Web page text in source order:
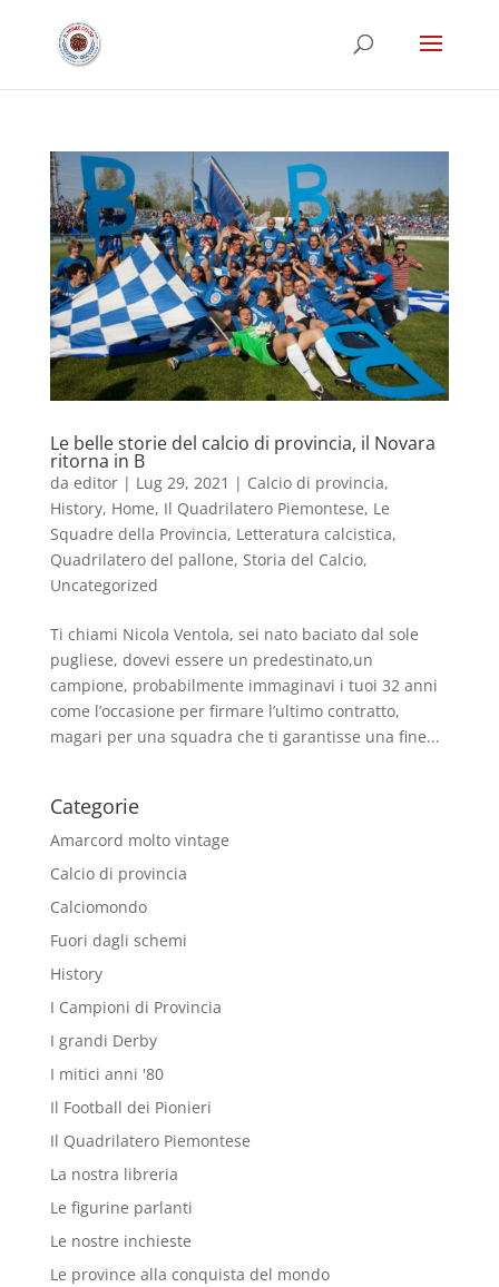
Le belle storie del calcio di provincia, il Novara
ritorna in B
da editor| Lug 29, 2021 | Calcio di provincia,
History, Home, Il Quadrilatero Piemontese, Le
Squadre della Provincia, Letteratura calcistica,
Quadrilatero del pallone, Storia del Calcio,
Uncategorized
Ti chiami Nicola Ventola, sei nato baciato dal sole
pugliese, dovevi essere un predestinato,un
campione, probabilmente immaginavi i tuoi 32 anni
come l’occasione per firmare l’ultimo contratto,
magari per una squadra che ti garantisse una fine...
Categorie
Amarcord molto vintage
Calcio di provincia
Calciomondo
Fuori dagli schemi
History
I Campioni di Provincia
I grandi Derby
I mitici anni '80
Il Football dei Pionieri
Il Quadrilatero Piemontese
La nostra libreria
Le figurine parlanti
Le nostre inchieste
Le province alla conquista del mondo